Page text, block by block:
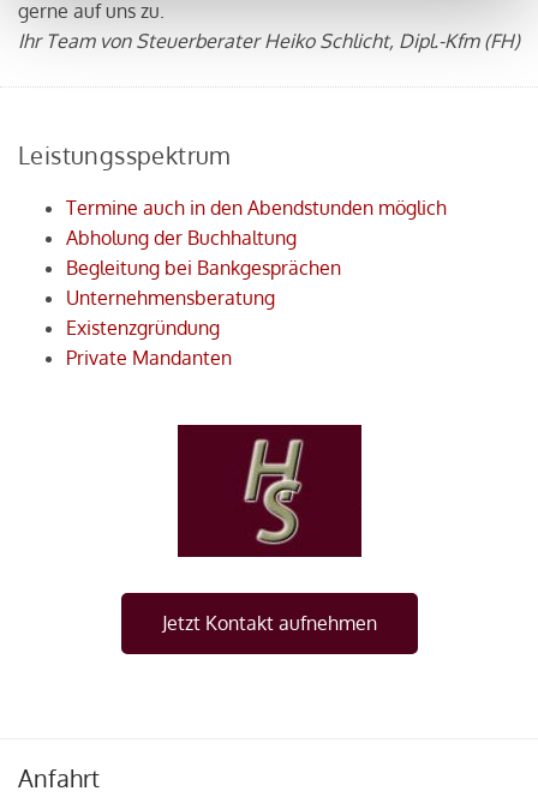
gerne auf uns zu.
Ihr Team von Steuerberater Heiko Schlicht, Dipl.-Kfm (FH)
Leistungsspektrum
Termine auch in den Abendstunden möglich
Abholung der Buchhaltung
Begleitung bei Bankgesprächen
Unternehmensberatung
Existenzgründung
Private Mandanten
Jetzt Kontakt aufnehmen
Anfahrt